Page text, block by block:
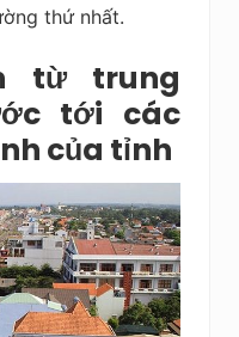
thứ nhất.
từ trung
tới các
của tỉnh